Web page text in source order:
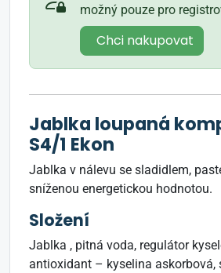
možný pouze pro
Chci nakupovat
Jablka loupaná
S4/1 Ekon
Jablka v nálevu se sladidlem,
sníženou energetickou hodnotou.
Složení
Jablka , pitná voda, regulátor
antioxidant – kyselina askorbová,